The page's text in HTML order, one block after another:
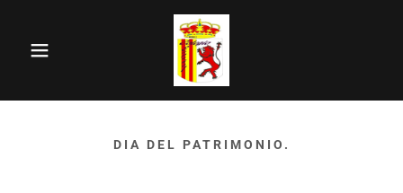
DIA DEL PATRIMONIO.